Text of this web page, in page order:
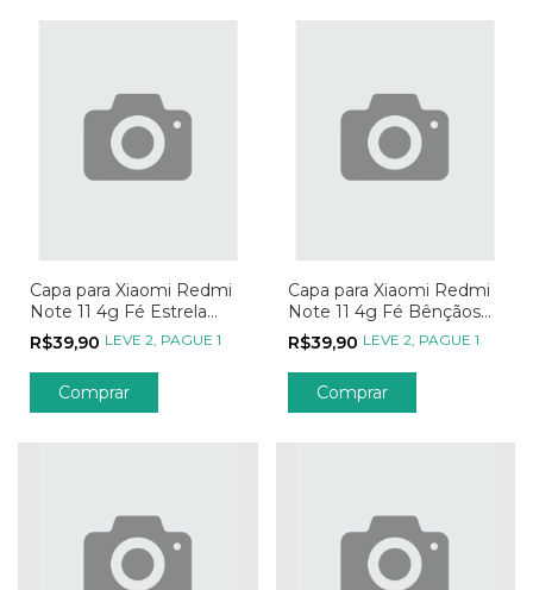
Capa para Xiaomi Redmi
Note 11 4g Fé Estrela
Guia
R$39,90 LEVE 2, PAGUE 1
Comprar
Capa para Xiaomi Redmi
Note 11 4g Fé Bênçãos
das Estrelas
R$39,90 LEVE 2, PAGUE 1
Comprar